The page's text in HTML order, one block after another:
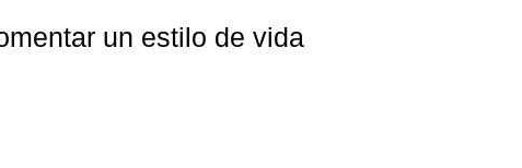
un estilo de vida